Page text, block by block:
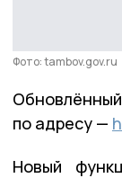
Фото: tambov.gov.ru
по адресу —
Новый